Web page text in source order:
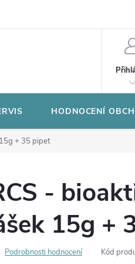
HODNOCENÍ
+ 35 pipet
-
15g +
Podrobnosti hodnocení Kód